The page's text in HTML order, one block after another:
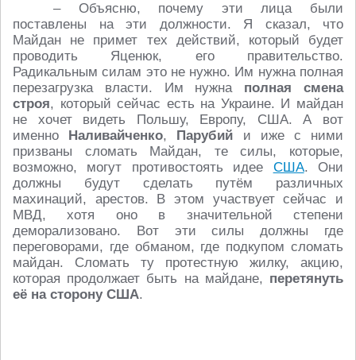
– Объясню, почему эти лица были
поставлены на эти должности. Я сказал, что
Майдан не примет тех действий, который будет
проводить Яценюк, его правительство.
Радикальным силам это не нужно. Им нужна полная
перезагрузка власти. Им нужна полная смена
строя, который сейчас есть на Украине. И майдан
не хочет видеть Польшу, Европу, США. А вот
именно Наливайченко, Парубий и иже с ними
призваны сломать Майдан, те силы, которые,
возможно, могут противостоять идее США. Они
должны будут сделать путём различных
махинаций, арестов. В этом участвует сейчас и
МВД, хотя оно в значительной степени
деморализовано. Вот эти силы должны где
переговорами, где обманом, где подкупом сломать
майдан. Сломать ту протестную жилку, акцию,
которая продолжает быть на майдане, перетянуть
её на сторону США.